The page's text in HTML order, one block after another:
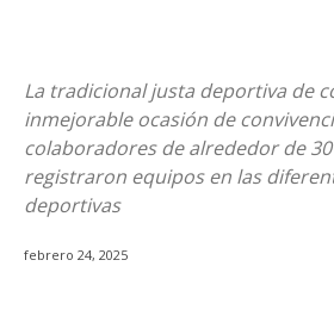
La tradicional justa deportiva de
inmejorable ocasión de
colaboradores de alrededor de
registraron equipos en las
deportivas
febrero 24, 2025